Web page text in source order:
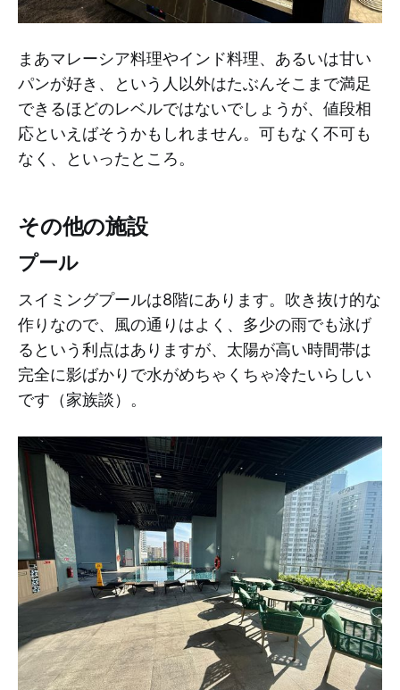
まあマレーシア料理やインド料理、あるいは甘い
パンが好き、という人以外はたぶんそこまで満足
できるほどのレベルではないでしょうが、値段相
応といえばそうかもしれません。可もなく不可も
なく、といったところ。
その他の施設
プール
スイミングプールは8階にあります。吹き抜け的な
作りなので、風の通りはよく、多少の雨でも泳げ
るという利点はありますが、太陽が高い時間帯は
完全に影ばかりで水がめちゃくちゃ冷たいらしい
です（家族談）。